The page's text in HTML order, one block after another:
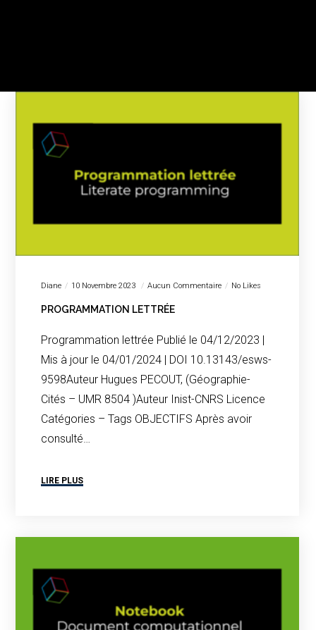
Diane 10 Novembre 2023 Aucun Commentaire No Likes
PROGRAMMATION LETTRÉE
Programmation lettrée Publié le 04/12/2023 |
Mis à jour le 04/01/2024 | DOI 10.13143/esws-
9598Auteur Hugues PECOUT, (Géographie-
Cités – UMR 8504 )Auteur Inist-CNRS Licence
Catégories – Tags OBJECTIFS Après avoir
consulté…
LIRE PLUS